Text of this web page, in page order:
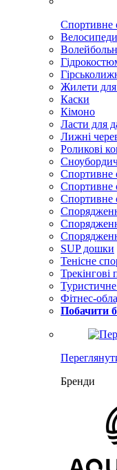
Спортивне
Велосипеди
Жилети для
Каски
Кімоно
Ласти для
Лижні
Роликові
Спортивне
Спортивне
Спортивне
SUP дошки
Тенісне
Трекінгові
Фітнес-
Побачити
Бренди